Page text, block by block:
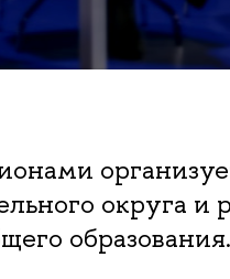
округа
образования.